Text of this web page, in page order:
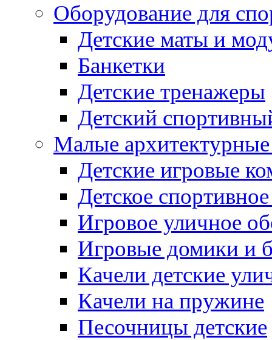
Оборудование для
Детские маты и
Банкетки
Детские тренажеры
Детский
Малые
Детские игровые
Детское
Игровое уличное
Игровые домики и
Качели детские
Качели на пружине
Песочницы детские